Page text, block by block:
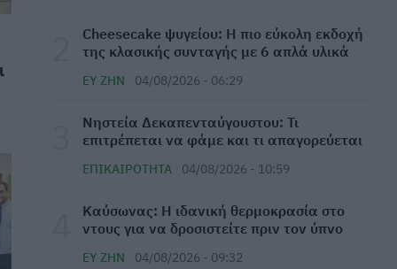
ΕΥ ΖΗΝ 05/08/2026 - 17:23
Ο ΕΟΦ ακούει; Θα κάνει κάτι;
Νέα ευρήματα: Η έκθεση σε φυτοφάρμακα
μπορεί να αυξήσει τον κίνδυνο ALS
Νοσοκομείο Κορίνθου: Κατέρρευσε τμήμα της
οροφής του νέου ΤΕΠ – Ένα μήνα αφότου
Cheesecake ψυγείου: Η πιο εύκολη εκδοχή
της κλασικής συνταγής με 6 απλά υλικά
ΕΥ ΖΗΝ 04/08/2026 - 06:29
Νηστεία Δεκαπενταύγουστου: Τι
επιτρέπεται να φάμε και τι απαγορεύεται
ΕΠΙΚΑΙΡΌΤΗΤΑ 04/08/2026 - 10:59
⁠Καύσωνας: Η ιδανική θερμοκρασία στο
ντους για να δροσιστείτε πριν τον ύπνο
ΕΥ ΖΗΝ 04/08/2026 - 09:32